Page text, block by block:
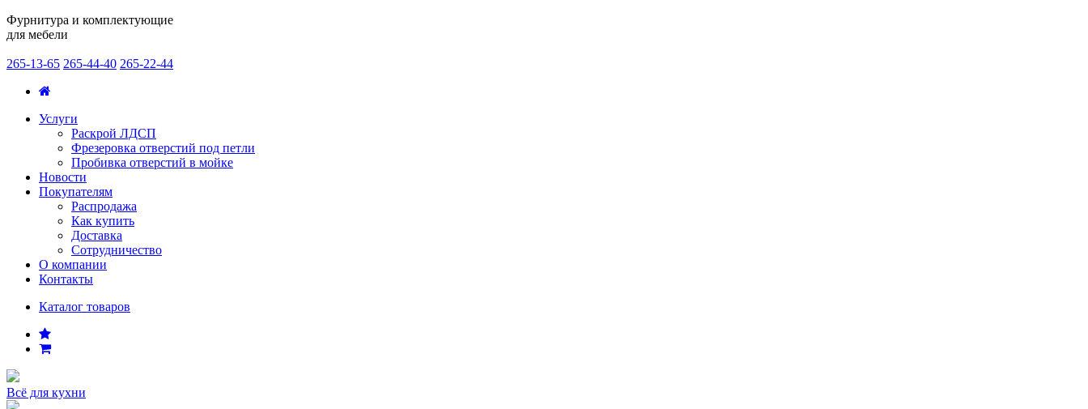
Фурнитура и комплектующие
для мебели
265-13-65 265-44-40 265-22-44
Услуги
Раскрой ЛДСП
Фрезеровка отверстий под петли
Пробивка отверстий в мойке
Новости
Покупателям
Распродажа
Как купить
Доставка
Сотрудничество
О компании
Контакты
Каталог товаров
Всё для кухни